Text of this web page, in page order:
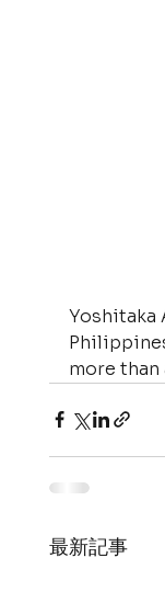
Yoshitaka
more than
最新記事